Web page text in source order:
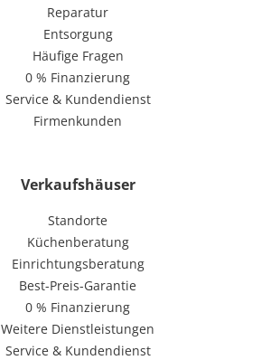
Reparatur
Entsorgung
Häufige Fragen
0 % Finanzierung
Service & Kundendienst
Firmenkunden
Verkaufshäuser
Standorte
Küchenberatung
Einrichtungsberatung
Best-Preis-Garantie
0 % Finanzierung
Weitere Dienstleistungen
Service & Kundendienst